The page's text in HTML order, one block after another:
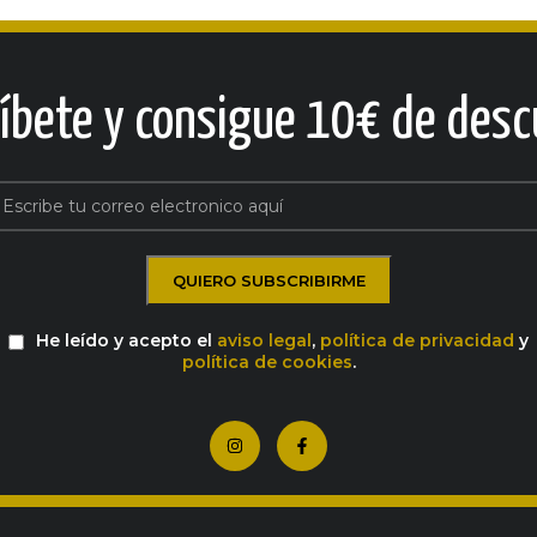
y consigue 10€ de
He leído y acepto el aviso legal, política de privacidad y
política de cookies.